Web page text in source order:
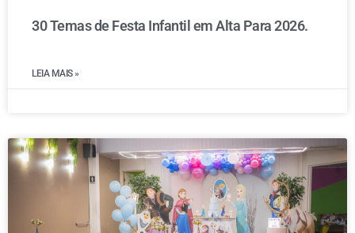
30 Temas de Festa Infantil em Alta Para 2026.
LEIA MAIS »